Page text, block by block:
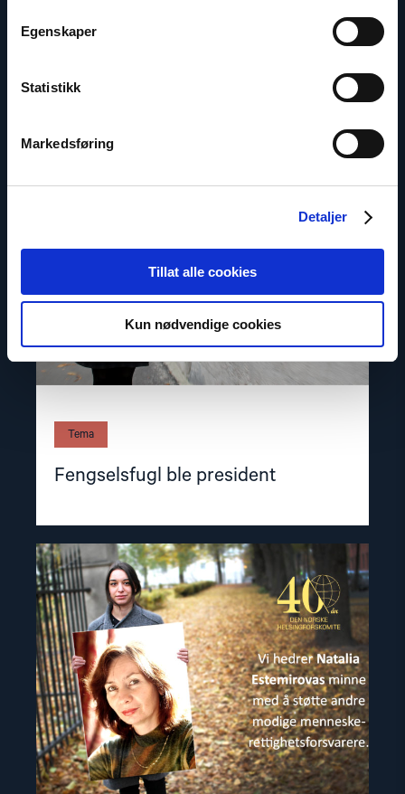
Egenskaper
Statistikk
Markedsføring
Detaljer
Tillat alle cookies
Kun nødvendige cookies
Tema
Fengselsfugl ble president
Read
article
"Forbrytelser
uten
straff"